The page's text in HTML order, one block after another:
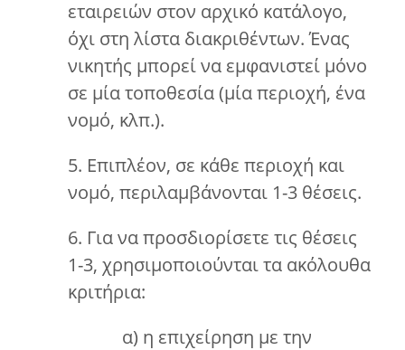
εταιρειών στον αρχικό κατάλογο,
όχι στη λίστα διακριθέντων. Ένας
νικητής μπορεί να εμφανιστεί μόνο
σε μία τοποθεσία (μία περιοχή, ένα
νομό, κλπ.).
5. Επιπλέον, σε κάθε περιοχή και
νομό, περιλαμβάνονται 1-3 θέσεις.
6. Για να προσδιορίσετε τις θέσεις
1-3, χρησιμοποιούνται τα ακόλουθα
κριτήρια:
α) η επιχείρηση με την